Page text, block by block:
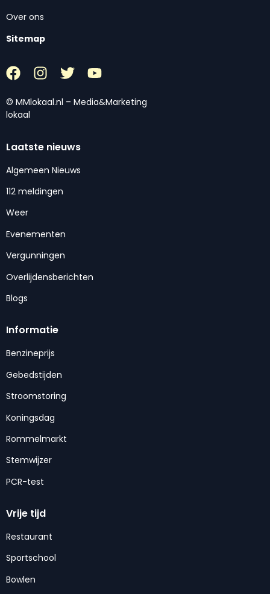
Over ons
Sitemap
© MMlokaal.nl – Media&Marketing
lokaal
Laatste nieuws
Algemeen Nieuws
112 meldingen
Weer
Evenementen
Vergunningen
Overlijdensberichten
Blogs
Informatie
Benzineprijs
Gebedstijden
Stroomstoring
Koningsdag
Rommelmarkt
Stemwijzer
PCR-test
Vrije tijd
Restaurant
Sportschool
Bowlen